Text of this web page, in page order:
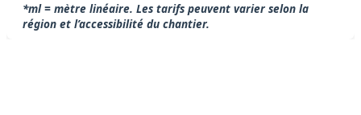
*ml = mètre linéaire. Les tarifs peuvent varier selon la
région et l’accessibilité du chantier.